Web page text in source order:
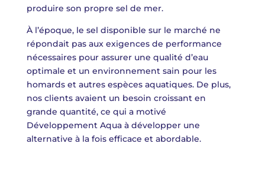
produire son propre sel de mer.
À l’époque, le sel disponible sur le marché ne
répondait pas aux exigences de performance
nécessaires pour assurer une qualité d’eau
optimale et un environnement sain pour les
homards et autres espèces aquatiques. De plus,
nos clients avaient un besoin croissant en
grande quantité, ce qui a motivé
Développement Aqua à développer une
alternative à la fois efficace et abordable.